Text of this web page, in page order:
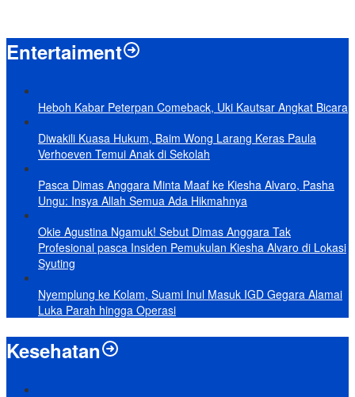
Entertaiment
Heboh Kabar Peterpan Comeback, Uki Kautsar Angkat Bicara
Diwakili Kuasa Hukum, Baim Wong Larang Keras Paula
Verhoeven Temui Anak di Sekolah
Pasca Dimas Anggara Minta Maaf ke Kiesha Alvaro, Pasha
Ungu: Insya Allah Semua Ada Hikmahnya
Okie Agustina Ngamuk! Sebut Dimas Anggara Tak
Profesional pasca Insiden Pemukulan Kiesha Alvaro di Lokasi
Syuting
Nyemplung ke Kolam, Suami Inul Masuk IGD Gegara Alamai
Luka Parah hingga Operasi
Kesehatan